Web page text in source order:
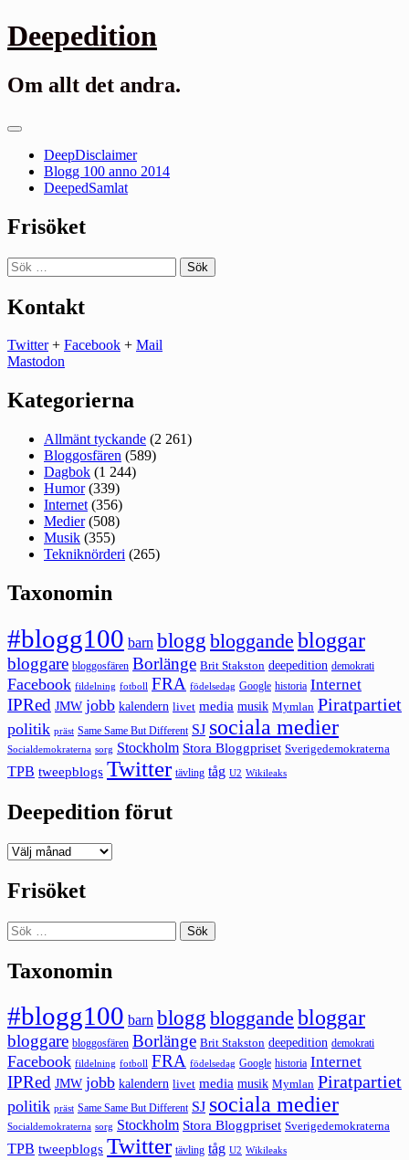
Gå
till
Deepedition
Om allt det andra.
Primär
DeepDisclaimer
Blogg 100 anno 2014
DeepedSamlat
Frisöket
Sök
efter:
Kontakt
Twitter+ Facebook + Mail
Mastodon
Kategorierna
Allmänt tyckande (2 261)
Bloggosfären (589)
Dagbok (1 244)
Humor(339)
Internet (356)
Medier(508)
Musik (355)
Tekniknörderi (265)
Taxonomin
#blogg100 barn blogg bloggande bloggar
bloggare bloggosfären Borlänge Brit Stakston deepedition demokrati
Facebook fildelning fotboll FRA födelsedag Google historia Internet
IPRed JMW jobb kalendern livet media musik Mymlan Piratpartiet
politik präst Same Same But Different SJ sociala medier
Socialdemokraterna sorg Stockholm Stora Bloggpriset Sverigedemokraterna
TPB tweepblogs Twitter tävling tåg U2 Wikileaks
Deepedition förut
Deepedition
Frisöket
Sök
efter:
Taxonomin
#blogg100 barn blogg bloggande bloggar
bloggare bloggosfären Borlänge Brit Stakston deepedition demokrati
Facebook fildelning fotboll FRA födelsedag Google historia Internet
IPRed JMW jobb kalendern livet media musik Mymlan Piratpartiet
politik präst Same Same But Different SJ sociala medier
Socialdemokraterna sorg Stockholm Stora Bloggpriset Sverigedemokraterna
TPB tweepblogs Twitter tävling tåg U2 Wikileaks